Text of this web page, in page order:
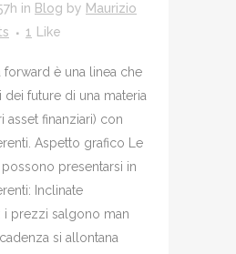
in Blog by Maurizio
1 Like
forward è una linea che
future di una materia
asset finanziari) con
Aspetto grafico Le
presentarsi in
Inclinate
i prezzi salgono man
si allontana